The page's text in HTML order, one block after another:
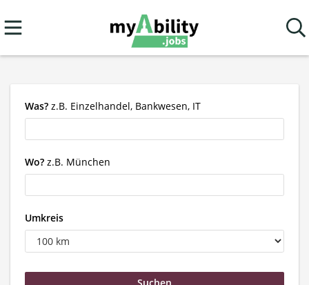
Was? z.B. Einzelhandel, Bankwesen, IT
Wo? z.B. München
Umkreis